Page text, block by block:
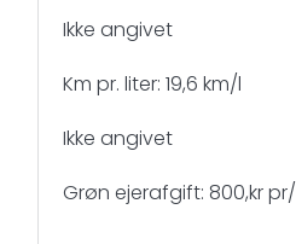
Ikke angivet
Km pr. liter: 19,6 km/l
Ikke angivet
Grøn ejerafgift: 800,kr